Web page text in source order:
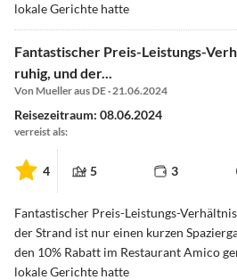
lokale Gerichte hatte
Fantastischer Preis-Leistungs-
ruhig, und der...
Von Mueller aus DE · 21.06.2024
Reisezeitraum: 08.06.2024
verreist als:
4 5 3
Fantastischer Preis-Leistungs-
der Strand ist nur einen kurzen
den 10% Rabatt im Restaurant Amico
lokale Gerichte hatte